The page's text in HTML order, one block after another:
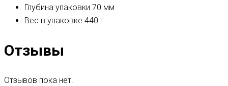
Глубина упаковки 70 мм
Вес в упаковке 440 г
Отзывы
Отзывов пока нет.